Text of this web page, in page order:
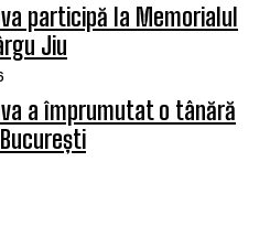
participă la Memorialul
Jiu
a împrumutat o tânără